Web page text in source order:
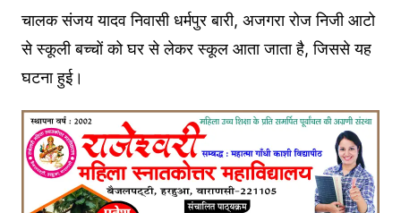
चालक संजय यादव निवासी धर्मपुर बारी, अजगरा रोज निजी आटो
से स्कूली बच्चों को घर से लेकर स्कूल आता जाता है, जिससे यह
घटना हुई।